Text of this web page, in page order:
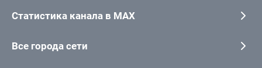
Статистика канала в MAX
Все города сети